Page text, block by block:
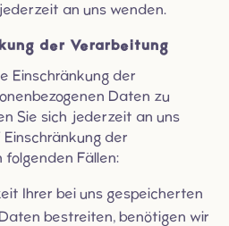
an uns wenden.
der Verarbeitung
Einschränkung der
Daten zu
Sie sich jederzeit an uns
der
Fällen:
Ihrer bei uns gespeicherten
bestreiten, benötigen wir